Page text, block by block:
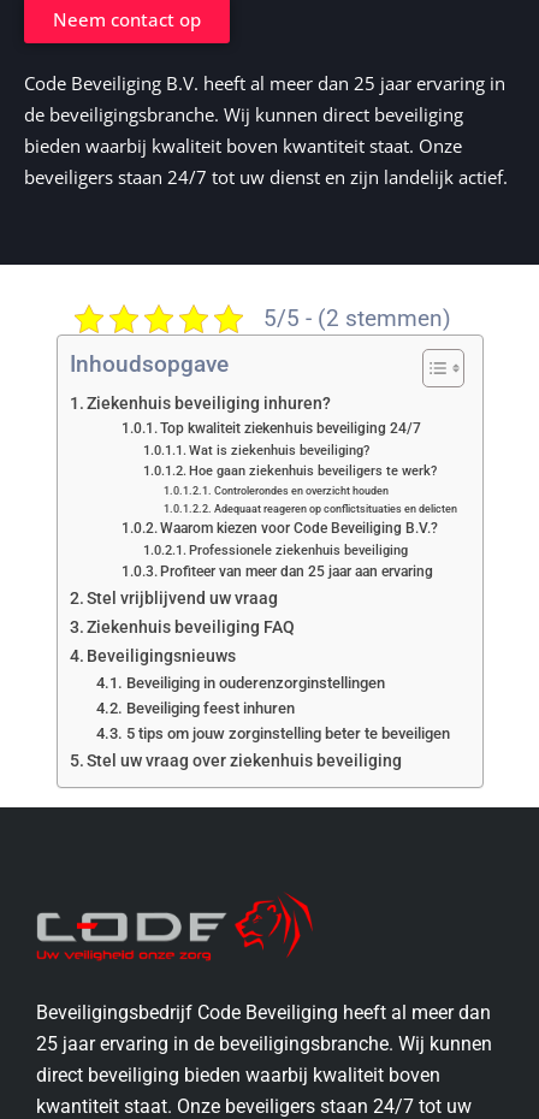
Neem contact op
Code Beveiliging B.V. heeft al meer dan 25 jaar ervaring in
de beveiligingsbranche. Wij kunnen direct beveiliging
bieden waarbij kwaliteit boven kwantiteit staat. Onze
beveiligers staan 24/7 tot uw dienst en zijn landelijk actief.
5/5 - (2 stemmen)
Inhoudsopgave
Ziekenhuis beveiliging inhuren?
Top kwaliteit ziekenhuis beveiliging 24/7
Wat is ziekenhuis beveiliging?
Hoe gaan ziekenhuis beveiligers te werk?
Controlerondes en overzicht houden
Adequaat reageren op conflictsituaties en delicten
Waarom kiezen voor Code Beveiliging B.V.?
Professionele ziekenhuis beveiliging
Profiteer van meer dan 25 jaar aan ervaring
Stel vrijblijvend uw vraag
Ziekenhuis beveiliging FAQ
Beveiligingsnieuws
Beveiliging in ouderenzorginstellingen
Beveiliging feest inhuren
5 tips om jouw zorginstelling beter te beveiligen
Stel uw vraag over ziekenhuis beveiliging
Beveiligingsbedrijf Code Beveiliging heeft al meer dan
25 jaar ervaring in de beveiligingsbranche. Wij kunnen
direct beveiliging bieden waarbij kwaliteit boven
kwantiteit staat. Onze beveiligers staan 24/7 tot uw